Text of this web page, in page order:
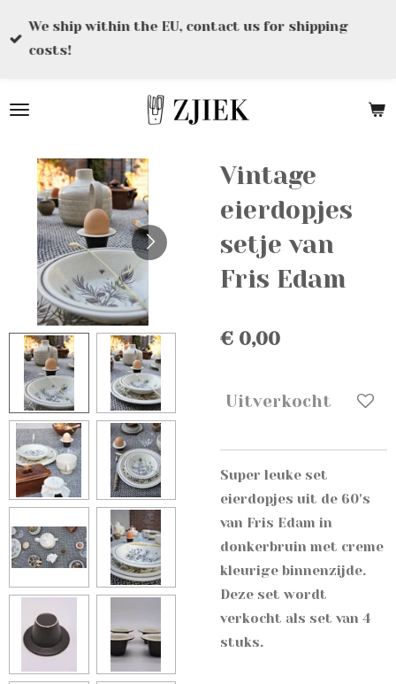
direct
hoofdinhoud
We ship within the EU, contact us for shipping
costs!
Vintage
eierdopjes
setje van
Fris Edam
€ 0,00
Uitverkocht
Super leuke set
eierdopjes uit de 60's
van Fris Edam in
donkerbruin met creme
kleurige binnenzijde.
Deze set wordt
verkocht als set van 4
stuks.